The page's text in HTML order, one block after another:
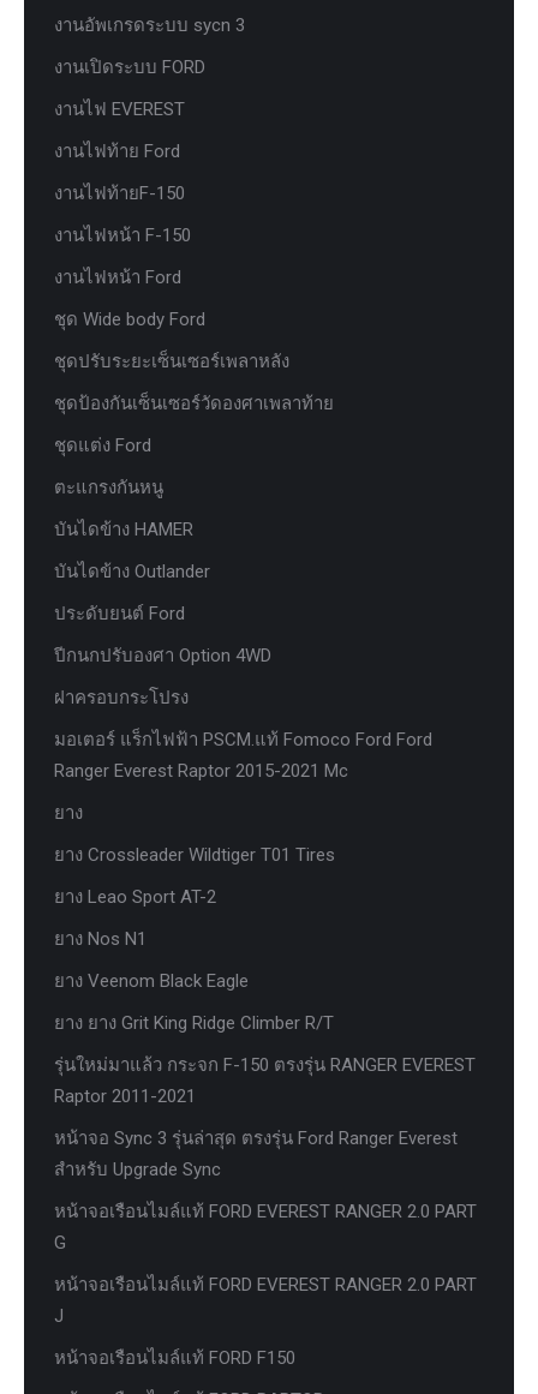
งานอัพเกรดระบบ sycn 3
งานเปิดระบบ FORD
งานไฟ EVEREST
งานไฟท้าย Ford
งานไฟท้ายF-150
งานไฟหน้า F-150
งานไฟหน้า Ford
ชุด Wide body Ford
ชุดปรับระยะเซ็นเซอร์เพลาหลัง
ชุดป้องกันเซ็นเซอร์วัดองศาเพลาท้าย
ชุดแต่ง Ford
ตะแกรงกันหนู
บันไดข้าง HAMER
บันไดข้าง Outlander
ประดับยนต์ Ford
ปีกนกปรับองศา Option 4WD
ฝาครอบกระโปรง
มอเตอร์ แร็กไฟฟ้า PSCM.แท้ Fomoco Ford Ford
Ranger Everest Raptor 2015-2021 Mc
ยาง
ยาง Crossleader Wildtiger T01 Tires
ยาง Leao Sport AT-2
ยาง Nos N1
ยาง Veenom Black Eagle
ยาง ยาง Grit King Ridge Climber R/T
รุ่นใหม่มาแล้ว กระจก F-150 ตรงรุ่น RANGER EVEREST
Raptor 2011-2021
หน้าจอ Sync 3 รุ่นล่าสุด ตรงรุ่น Ford Ranger Everest
สำหรับ Upgrade Sync
หน้าจอเรือนไมล์แท้ FORD EVEREST RANGER 2.0 PART
G
หน้าจอเรือนไมล์แท้ FORD EVEREST RANGER 2.0 PART
J
หน้าจอเรือนไมล์แท้ FORD F150